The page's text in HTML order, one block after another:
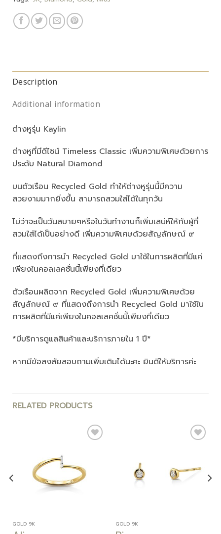
Description
Additional information
ต่างหูรุ่น Kaylin
ต่างหูที่มีดีไซน์ Timeless Classic เพิ่มความพิเศษด้วยการ
ประดับ Natural Diamond
บนตัวเรือน Recycled Gold ทำให้ต่างหูรุ่นนี้มีความ
สวยงามมากยิ่งขึ้น สามารถสวมใส่ได้ในทุกวัน
ไม่ว่าจะเป็นวันสบายๆหรือในวันทำงานก็เพิ่มเสน่ห์ให้กับผู้ที่
สวมใส่ได้เป็นอย่างดี เพิ่มความพิเศษด้วยสัญลักษณ์ ๙
ที่แสดงถึงการนำ Recycled Gold มาใช้ในการผลิตที่มีแค่
เพียงในคอลเลคชั่นนี้เพียงที่เดียว
ตัวเรือนผลิตจาก Recycled Gold เพิ่มความพิเศษด้วย
สัญลักษณ์ ๙ ที่แสดงถึงการนำ Recycled Gold มาใช้ใน
การผลิตที่มีแค่เพียงในคอลเลคชั่นนี้เพียงที่เดียว
*มีบริการดูแลสินค้าและบริการภายใน 1 ปี*
หากมีข้อสงสัยสอบถามเพิ่มเติมได้นะคะ ยินดีให้บริการค่ะ
RELATED PRODUCTS
wishlist
GOLD 9K
wishlist
GOLD 9K